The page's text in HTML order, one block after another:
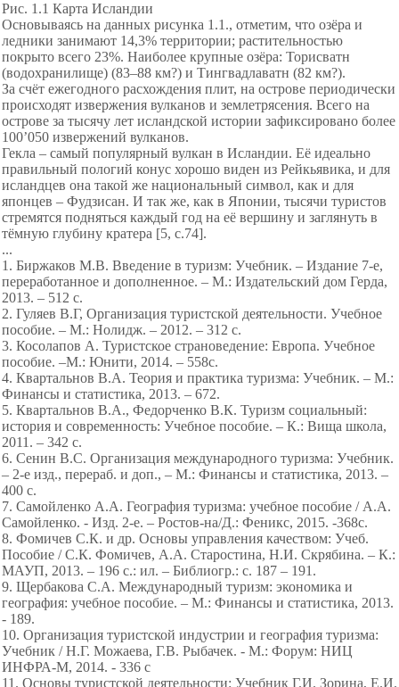
Рис. 1.1 Карта Исландии
Основываясь на данных рисунка 1.1., отметим, что озёра и
ледники занимают 14,3% территории; растительностью
покрыто всего 23%. Наиболее крупные озёра: Торисватн
(водохранилище) (83–88 км?) и Тингвадлаватн (82 км?).
За счёт ежегодного расхождения плит, на острове периодически
происходят извержения вулканов и землетрясения. Всего на
острове за тысячу лет исландской истории зафиксировано более
100’050 извержений вулканов.
Гекла – самый популярный вулкан в Исландии. Её идеально
правильный пологий конус хорошо виден из Рейкьявика, и для
исландцев она такой же национальный символ, как и для
японцев – Фудзисан. И так же, как в Японии, тысячи туристов
стремятся подняться каждый год на её вершину и заглянуть в
тёмную глубину кратера [5, c.74].
...
1. Биржаков М.В. Введение в туризм: Учебник. – Издание 7-е,
переработанное и дополненное. – М.: Издательский дом Герда,
2013. – 512 с.
2. Гуляев В.Г, Организация туристской деятельности. Учебное
пособие. – М.: Нолидж. – 2012. – 312 с.
3. Косолапов А. Туристское страноведение: Европа. Учебное
пособие. –М.: Юнити, 2014. – 558с.
4. Квартальнов В.А. Теория и практика туризма: Учебник. – М.:
Финансы и статистика, 2013. – 672.
5. Квартальнов В.А., Федорченко В.К. Туризм социальный:
история и современность: Учебное пособие. – К.: Вища школа,
2011. – 342 с.
6. Сенин В.С. Организация международного туризма: Учебник.
– 2-е изд., перераб. и доп., – М.: Финансы и статистика, 2013. –
400 с.
7. Самойленко А.А. География туризма: учебное пособие / А.А.
Самойленко. - Изд. 2-е. – Ростов-на/Д.: Феникс, 2015. -368с.
8. Фомичев С.К. и др. Основы управления качеством: Учеб.
Пособие / С.К. Фомичев, А.А. Старостина, Н.И. Скрябина. – К.:
МАУП, 2013. – 196 с.: ил. – Библиогр.: с. 187 – 191.
9. Щербакова С.А. Международный туризм: экономика и
география: учебное пособие. – М.: Финансы и статистика, 2013.
- 189.
10. Организация туристской индустрии и география туризма:
Учебник / Н.Г. Можаева, Г.В. Рыбачек. - М.: Форум: НИЦ
ИНФРА-М, 2014. - 336 с
11. Основы туристской деятельности: Учебник Г.И. Зорина, Е.И.